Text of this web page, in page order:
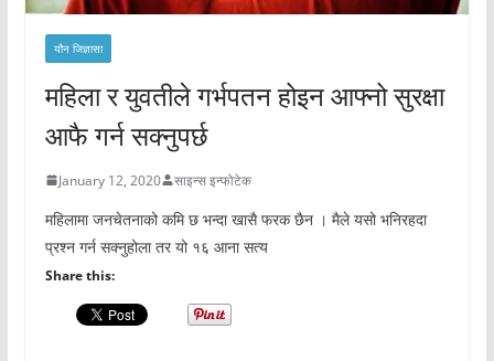
यौन जिज्ञासा
महिला र युवतीले गर्भपतन होइन आफ्नो सुरक्षा
आफै गर्न सक्नुपर्छ
January 12, 2020 साइन्स इन्फोटेक
महिलामा जनचेतनाको कमि छ भन्दा खासै फरक छैन । मैले यसो भनिरहदा
प्रश्न गर्न सक्नुहोला तर यो १६ आना सत्य
Share this: